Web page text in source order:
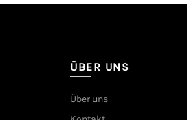
ÜBER UNS
Über uns